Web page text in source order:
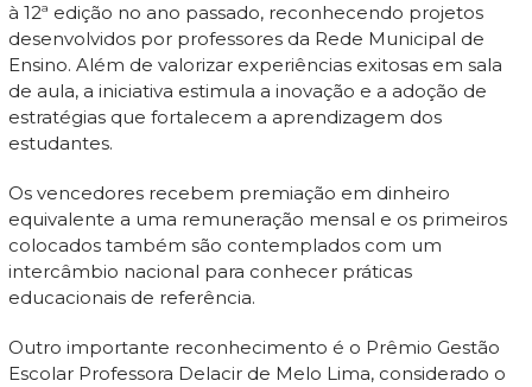
à 12ª edição no ano passado, reconhecendo projetos
desenvolvidos por professores da Rede Municipal de
Ensino. Além de valorizar experiências exitosas em sala
de aula, a iniciativa estimula a inovação e a adoção de
estratégias que fortalecem a aprendizagem dos
estudantes.
Os vencedores recebem premiação em dinheiro
equivalente a uma remuneração mensal e os primeiros
colocados também são contemplados com um
intercâmbio nacional para conhecer práticas
educacionais de referência.
Outro importante reconhecimento é o Prêmio Gestão
Escolar Professora Delacir de Melo Lima, considerado o